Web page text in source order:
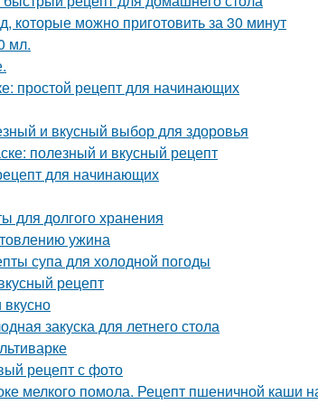
которые можно приготовить за 30 минут
мл.
простой рецепт для начинающих
и вкусный выбор для здоровья
полезный и вкусный рецепт
для начинающих
для долгого хранения
ужина
супа для холодной погоды
рецепт
закуска для летнего стола
рецепт с фото
мелкого помола. Рецепт пшеничной каши